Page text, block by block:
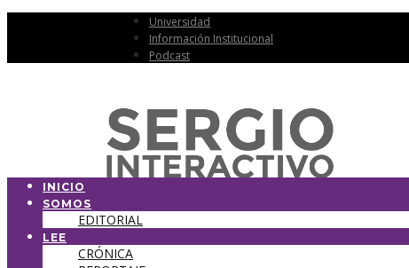
Universidad
Información Institucional
Podcast
INICIO
SOMOS
EDITORIAL
LEE
CRÓNICA